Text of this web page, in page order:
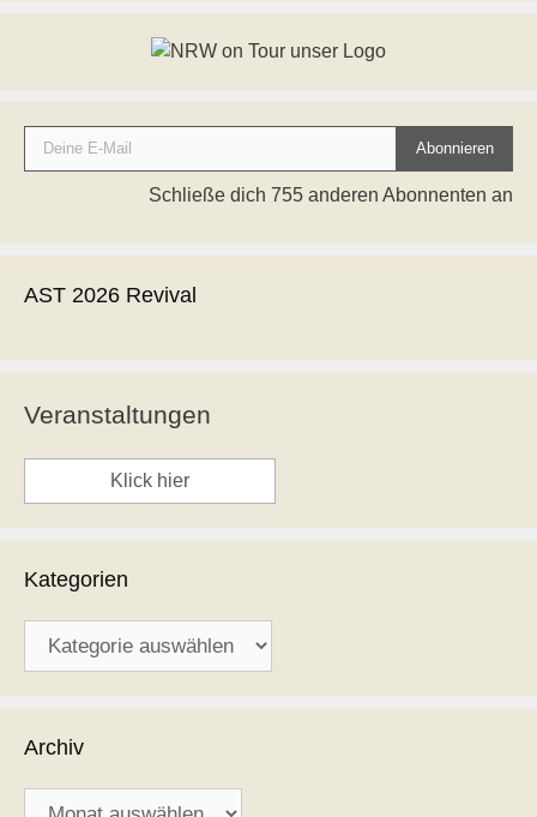
Deine E-Mail
Abonnieren
Schließe dich 755 anderen Abonnenten an
AST 2026 Revival
Veranstaltungen
Klick hier
Kategorien
Archiv